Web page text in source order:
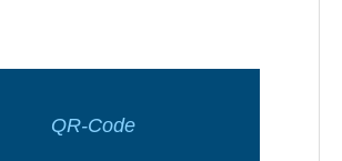
QR-Code